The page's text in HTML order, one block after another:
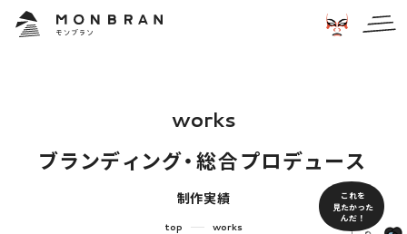
works
ブランディング・総合プロデュース
制作実績
top works
これを
見たかった
んだ！